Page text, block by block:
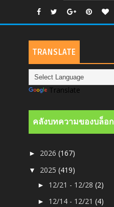
TRANSLATE
Translate
คลังบทความของบล็อก
► 2026(167)
▼ 2025(419)
► 12/21 - 12/28(2)
► 12/14 - 12/21(4)